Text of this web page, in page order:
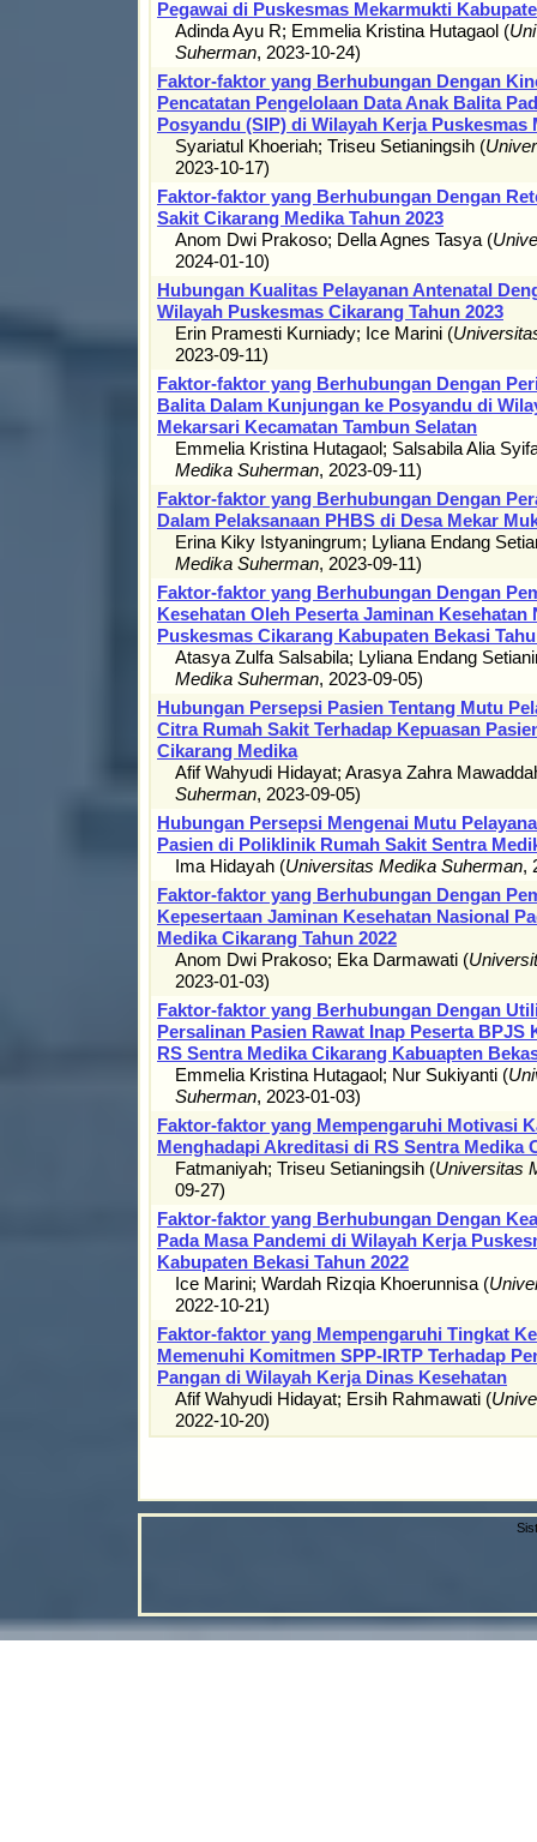
Pegawai di Puskesmas Mekarmukti
Adinda Ayu R; Emmelia Kristina Hutagaol (
Suherman, 2023-10-24)
Faktor-faktor yang Berhubungan Dengan
Pencatatan Pengelolaan Data Anak Balita
Posyandu (SIP) di Wilayah Kerja Puskesmas
Syariatul Khoeriah; Triseu Setianingsih (
2023-10-17)
Faktor-faktor yang Berhubungan Dengan
Sakit Cikarang Medika Tahun 2023
Anom Dwi Prakoso; Della Agnes Tasya (
2024-01-10)
Hubungan Kualitas Pelayanan Antenatal
Wilayah Puskesmas Cikarang Tahun 2023
Erin Pramesti Kurniady; Ice Marini (
2023-09-11)
Faktor-faktor yang Berhubungan Dengan
Balita Dalam Kunjungan ke Posyandu di
Mekarsari Kecamatan Tambun Selatan
Emmelia Kristina Hutagaol; Salsabila Alia
Medika Suherman, 2023-09-11)
Faktor-faktor yang Berhubungan Dengan
Dalam Pelaksanaan PHBS di Desa Mekar
Erina Kiky Istyaningrum; Lyliana Endang
Medika Suherman, 2023-09-11)
Faktor-faktor yang Berhubungan Dengan
Kesehatan Oleh Peserta Jaminan Kesehatan
Puskesmas Cikarang Kabupaten Bekasi
Atasya Zulfa Salsabila; Lyliana Endang
Medika Suherman, 2023-09-05)
Hubungan Persepsi Pasien Tentang Mutu
Citra Rumah Sakit Terhadap Kepuasan
Cikarang Medika
Afif Wahyudi Hidayat; Arasya Zahra
Suherman, 2023-09-05)
Hubungan Persepsi Mengenai Mutu
Pasien di Poliklinik Rumah Sakit Sentra
Ima Hidayah (Universitas Medika Suherman,
Faktor-faktor yang Berhubungan Dengan
Kepesertaan Jaminan Kesehatan Nasional
Medika Cikarang Tahun 2022
Anom Dwi Prakoso; Eka Darmawati (
2023-01-03)
Faktor-faktor yang Berhubungan Dengan
Persalinan Pasien Rawat Inap Peserta BPJS
RS Sentra Medika Cikarang Kabuapten
Emmelia Kristina Hutagaol; Nur Sukiyanti (
Suherman, 2023-01-03)
Faktor-faktor yang Mempengaruhi Motivasi
Menghadapi Akreditasi di RS Sentra Medika
Fatmaniyah; Triseu Setianingsih (Universitas
09-27)
Faktor-faktor yang Berhubungan Dengan
Pada Masa Pandemi di Wilayah Kerja
Kabupaten Bekasi Tahun 2022
Ice Marini; Wardah Rizqia Khoerunnisa (
2022-10-21)
Faktor-faktor yang Mempengaruhi Tingkat
Memenuhi Komitmen SPP-IRTP Terhadap
Pangan di Wilayah Kerja Dinas Kesehatan
Afif Wahyudi Hidayat; Ersih Rahmawati (
2022-10-20)